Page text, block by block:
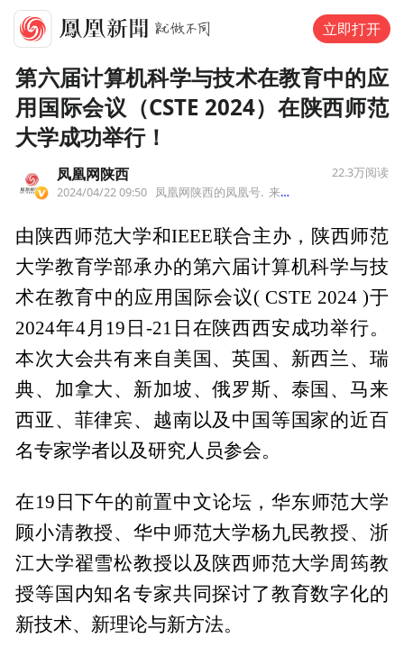
立即打开
第六届计算机科学与技术在教育中的应
用国际会议（CSTE 2024）在陕西师范
大学成功举行！
凤凰网陕西
2024/04/22 09:50 凤凰网陕西的凤凰号. 来自陕西
22.3万阅读
由陕西师范大学和IEEE联合主办，陕西师范
大学教育学部承办的第六届计算机科学与技
术在教育中的应用国际会议( CSTE 2024 )于
2024年4月19日-21日在陕西西安成功举行。
本次大会共有来自美国、英国、新西兰、瑞
典、加拿大、新加坡、俄罗斯、泰国、马来
西亚、菲律宾、越南以及中国等国家的近百
名专家学者以及研究人员参会。
在19日下午的前置中文论坛，华东师范大学
顾小清教授、华中师范大学杨九民教授、浙
江大学翟雪松教授以及陕西师范大学周筠教
授等国内知名专家共同探讨了教育数字化的
新技术、新理论与新方法。